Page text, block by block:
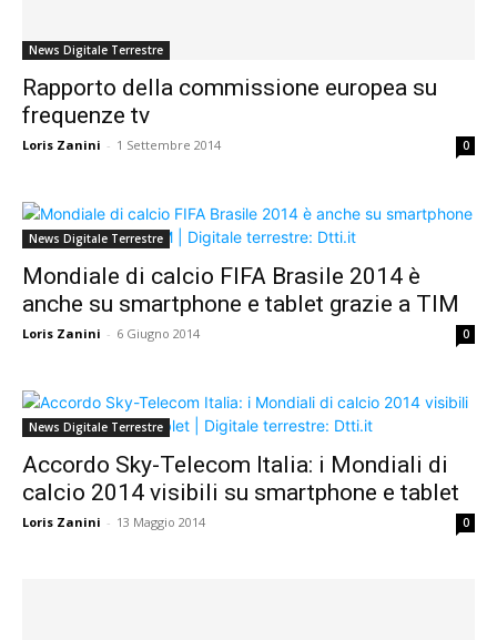
News Digitale Terrestre
Rapporto della commissione europea su
frequenze tv
Loris Zanini - 1 Settembre 2014 0
News Digitale Terrestre
Mondiale di calcio FIFA Brasile 2014 è
anche su smartphone e tablet grazie a TIM
Loris Zanini - 6 Giugno 2014 0
News Digitale Terrestre
Accordo Sky-Telecom Italia: i Mondiali di
calcio 2014 visibili su smartphone e tablet
Loris Zanini - 13 Maggio 2014 0